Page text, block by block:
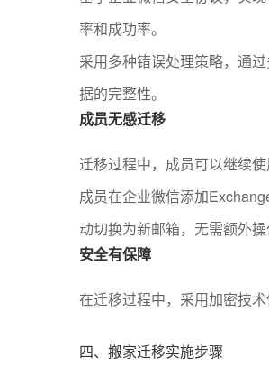
率和成功率。
采用多种错误处理策略，通
据的完整性。
成员无感迁移
迁移过程中，成员可以继续
成员在企业微信添加
动切换为新邮箱，无需额外操
安全有保障
在迁移过程中，采用加密技
四、搬家迁移实施步骤